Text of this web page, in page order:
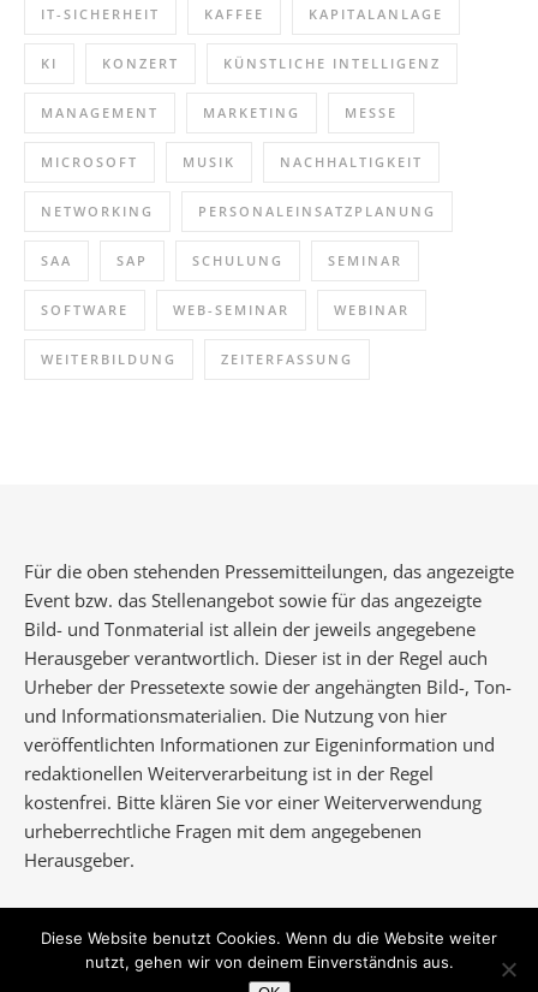
IT-SICHERHEIT KAFFEE KAPITALANLAGE
KI KONZERT KÜNSTLICHE INTELLIGENZ
MANAGEMENT MARKETING MESSE
MICROSOFT MUSIK NACHHALTIGKEIT
NETWORKING PERSONALEINSATZPLANUNG
SAA SAP SCHULUNG SEMINAR
SOFTWARE WEB-SEMINAR WEBINAR
WEITERBILDUNG ZEITERFASSUNG
Für die oben stehenden Pressemitteilungen, das angezeigte
Event bzw. das Stellenangebot sowie für das angezeigte
Bild- und Tonmaterial ist allein der jeweils angegebene
Herausgeber verantwortlich. Dieser ist in der Regel auch
Urheber der Pressetexte sowie der angehängten Bild-, Ton-
und Informationsmaterialien. Die Nutzung von hier
veröffentlichten Informationen zur Eigeninformation und
redaktionellen Weiterverarbeitung ist in der Regel
kostenfrei. Bitte klären Sie vor einer Weiterverwendung
urheberrechtliche Fragen mit dem angegebenen
Herausgeber.
Ashe Theme von
Diese Website benutzt Cookies. Wenn du die Website weiter
nutzt, gehen wir von deinem Einverständnis aus.